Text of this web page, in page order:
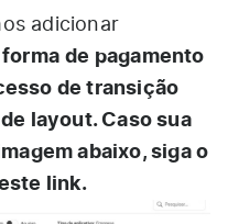
adicionar
forma de pagamento
de transição
layout. Caso sua
abaixo, siga o
link.